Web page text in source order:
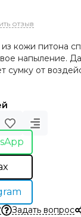
отзыв
кожи питона
напыление.
сумку от
Задать вопрос